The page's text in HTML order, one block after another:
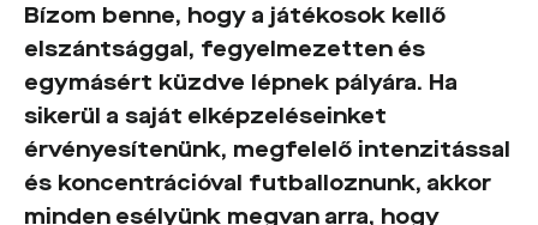
Bízom benne, hogy a játékosok kellő
elszántsággal, fegyelmezetten és
egymásért küzdve lépnek pályára. Ha
sikerül a saját elképzeléseinket
érvényesítenünk, megfelelő intenzitással
és koncentrációval futballoznunk, akkor
minden esélyünk megvan arra, hogy